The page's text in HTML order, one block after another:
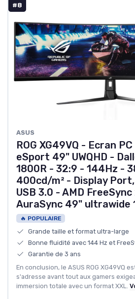
#8
‎ASUS
ROG XG49VQ - Ecran
eSport 49" UWQHD -
1800R - 32:9 - 144Hz -
400cd/m² - Display
USB 3.0 - AMD FreeSync
AuraSync 49" ultrawide
🔥 POPULAIRE
Grande taille et format ultra-large
Bonne fluidité avec 144 Hz et
Garantie de 3 ans
En conclusion, le ASUS ROG XG49VQ
s'adresse avant tout aux gamers
immersion totale avec un format XXL.